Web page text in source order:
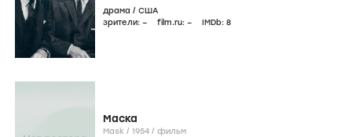
драма / США
зрители: – film.ru: – IMDb: 8
Маска
Mask / 1954 / фильм